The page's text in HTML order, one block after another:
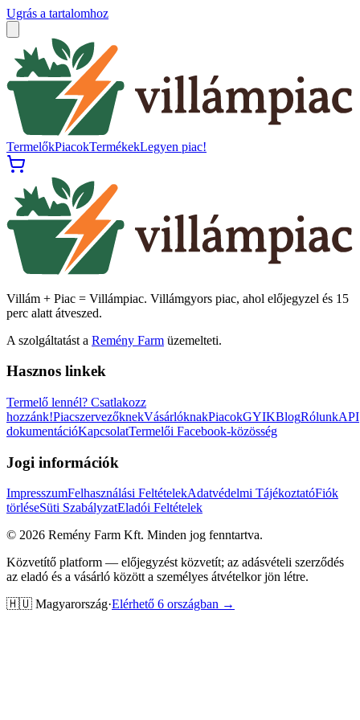
Ugrás a tartalomhoz
TermelőkPiacokTermékekLegyen piac!
Villám + Piac = Villámpiac. Villámgyors piac, ahol előjegyzel és 15
perc alatt átveszed.
A szolgáltatást a Remény Farm üzemelteti.
Hasznos linkek
Termelő lennél? Csatlakozz
hozzánk!PiacszervezőknekVásárlóknakPiacokGYIKBlogRólunkAPI
dokumentációKapcsolatTermelői Facebook-közösség
Jogi információk
ImpresszumFelhasználási FeltételekAdatvédelmi TájékoztatóFiók
törléseSüti SzabályzatEladói Feltételek
© 2026 Remény Farm Kft. Minden jog fenntartva.
Közvetítő platform — előjegyzést közvetít; az adásvételi szerződés
az eladó és a vásárló között a személyes átvételkor jön létre.
🇭🇺 Magyarország·Elérhető 6 országban →